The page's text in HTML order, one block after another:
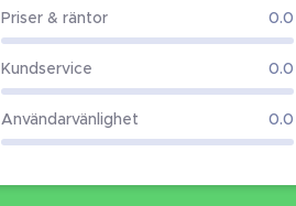
Priser & räntor 0.0
Kundservice 0.0
Användarvänlighet 0.0